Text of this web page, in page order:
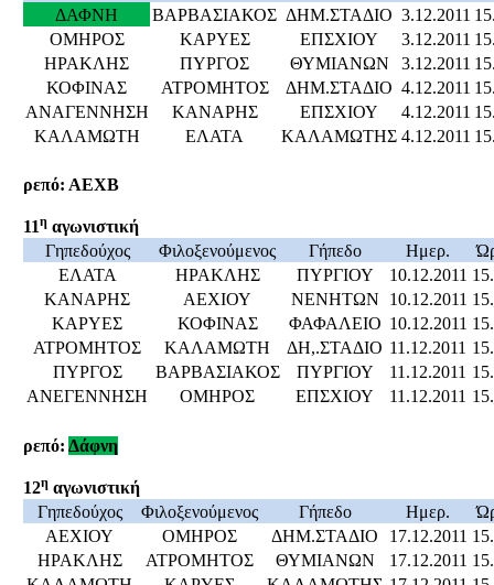
ΔΑΦΝΗ ΒΑΡΒΑΣΙΑΚΟΣ ΔΗΜ.ΣΤΑΔΙΟ 3.12.2011
ΟΜΗΡΟΣ
ΚΑΡΥΕΣ ΕΠΣΧΙΟΥ 3.12.2011
ΗΡΑΚΛΗΣ
ΠΥΡΓΟΣ ΘΥΜΙΑΝΩΝ 3.12.2011
ΚΟΦΙΝΑΣ
ΑΤΡΟΜΗΤΟΣ ΔΗΜ.ΣΤΑΔΙΟ 4.12.2011
ΑΝΑΓΕΝΝΗΣΗ
ΚΑΝΑΡΗΣ ΕΠΣΧΙΟΥ 4.12.2011
ΚΑΛΑΜΩΤΗ
ΕΛΑΤΑ ΚΑΛΑΜΩΤΗΣ 4.12.2011
ρεπό: ΑΕΧΒ
11η αγωνιστική
Γηπεδούχος
Φιλοξενούμενος Γήπεδο Ημερ.
ΕΛΑΤΑ
ΗΡΑΚΛΗΣ ΠΥΡΓΙΟΥ 10.12.2011
ΚΑΝΑΡΗΣ
ΑΕΧΙΟΥ ΝΕΝΗΤΩΝ 10.12.2011
ΚΑΡΥΕΣ
ΚΟΦΙΝΑΣ ΦΑΦΑΛΕΙΟ 10.12.2011
ΑΤΡΟΜΗΤΟΣ
ΚΑΛΑΜΩΤΗ ΔΗ,.ΣΤΑΔΙΟ 11.12.2011
ΠΥΡΓΟΣ
ΒΑΡΒΑΣΙΑΚΟΣ ΠΥΡΓΙΟΥ 11.12.2011
ΑΝΕΓΕΝΝΗΣΗ
ΟΜΗΡΟΣ ΕΠΣΧΙΟΥ 11.12.2011
ρεπό: Δάφνη
12η αγωνιστική
Γηπεδούχος
Φιλοξενούμενος Γήπεδο Ημερ.
ΑΕΧΙΟΥ
ΟΜΗΡΟΣ ΔΗΜ.ΣΤΑΔΙΟ 17.12.2011
ΗΡΑΚΛΗΣ
ΑΤΡΟΜΗΤΟΣ ΘΥΜΙΑΝΩΝ 17.12.2011